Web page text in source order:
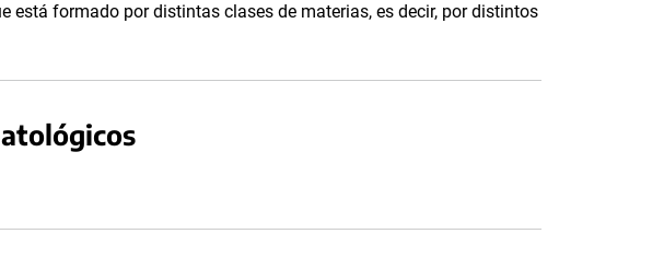
está formado por distintas clases de materias, es decir, por distintos